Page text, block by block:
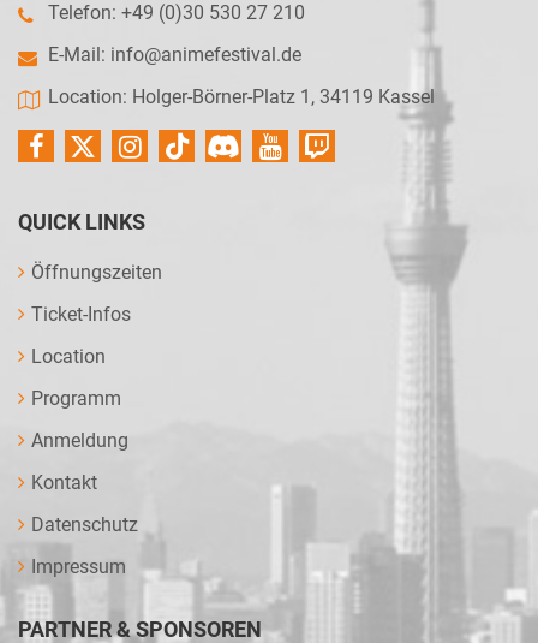
Telefon: +49 (0)30 530 27 210
E-Mail: info@animefestival.de
Location: Holger-Börner-Platz 1, 34119 Kassel
QUICK LINKS
Öffnungszeiten
Ticket-Infos
Location
Programm
Anmeldung
Kontakt
Datenschutz
Impressum
PARTNER & SPONSOREN